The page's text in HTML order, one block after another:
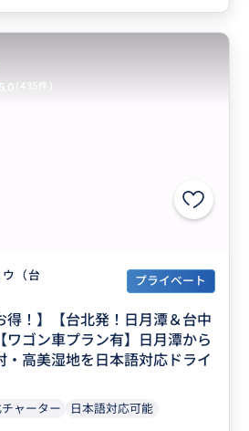
（台
プライベート
得！】【台北発！日月潭＆台中
ワゴン車プラン有】日月潭から
・高美湿地を日本語対応ドライ
ャーター 日本語対応可能
5.0 (435件)